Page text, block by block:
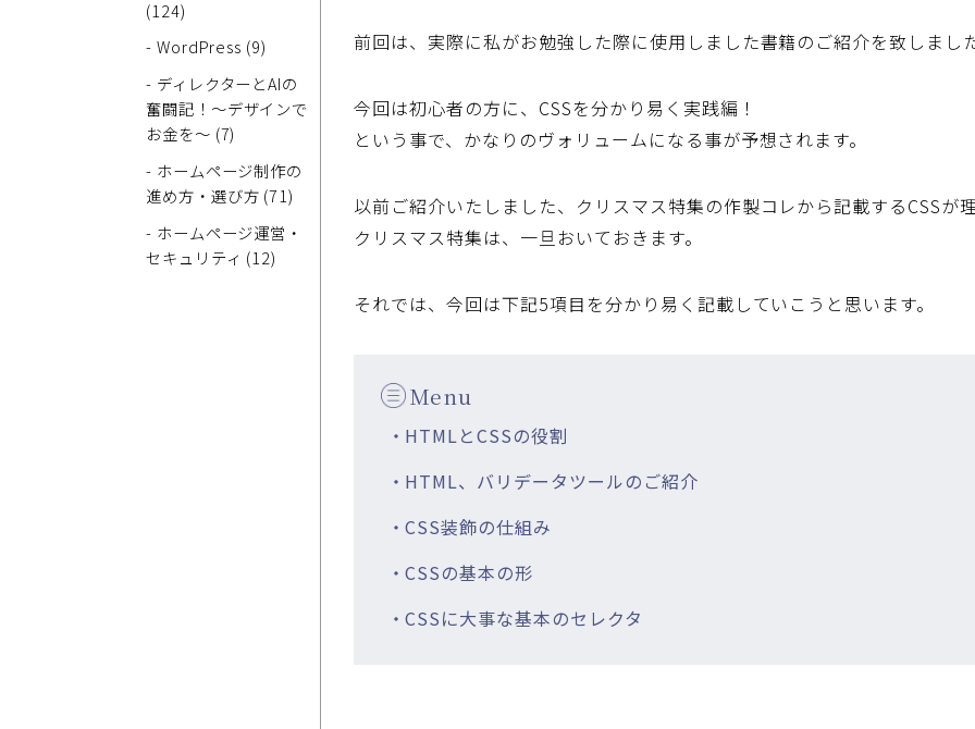
前回は、実際に私がお勉強した際に使用しました書籍のご紹介を致しまし
今回は初心者の方に、CSSを分かり易く実践編！
という事で、かなりのヴォリュームになる事が予想されます。
以前ご紹介いたしました、クリスマス特集の作製コレから記載するCSSが
クリスマス特集は、一旦おいておきます。
それでは、今回は下記5項目を分かり易く記載していこうと思います。
Menu
・HTMLとCSSの役割
・HTML、バリデータツールのご紹介
・CSS装飾の仕組み
・CSSの基本の形
・CSSに大事な基本のセレクタ
(124)
- WordPress (9)
- ディレクターとAIの
奮闘記！～デザインで
お金を～ (7)
- ホームページ制作の
進め方・選び方 (71)
- ホームページ運営・
セキュリティ (12)